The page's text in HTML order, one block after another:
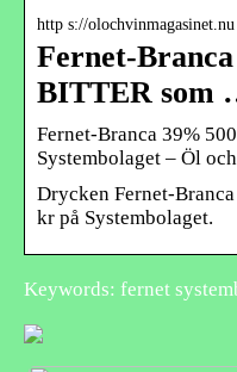
http s://
Fernet-
BITTER som
Fernet-Branca 39%
Systembolaget – Öl
Drycken Fernet-
kr på Systembolaget.
Keywords: fernet